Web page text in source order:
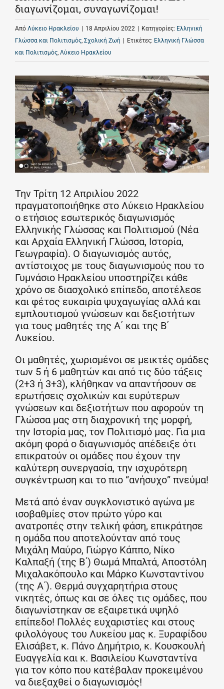
διαγωνίζομαι, συναγωνίζομαι!
Από Λύκειο Ηρακλείου 18 Απριλίου 2022 Κατηγορίες: Ελληνική
Γλώσσα και Πολιτισμός, Σχολική Ζωή Ετικέτες: Ελληνική Γλώσσα
και Πολιτισμός, Λύκειο Ηρακλείου
Την Τρίτη 12 Απριλίου 2022
πραγματοποιήθηκε στο Λύκειο Ηρακλείου
ο ετήσιος εσωτερικός διαγωνισμός
Ελληνικής Γλώσσας και Πολιτισμού (Νέα
και Αρχαία Ελληνική Γλώσσα, Ιστορία,
Γεωγραφία). Ο διαγωνισμός αυτός,
αντίστοιχος με τους διαγωνισμούς που το
Γυμνάσιο Ηρακλείου υποστηρίζει κάθε
χρόνο σε διασχολικό επίπεδο, αποτέλεσε
και φέτος ευκαιρία ψυχαγωγίας αλλά και
εμπλουτισμού γνώσεων και δεξιοτήτων
για τους μαθητές της Α΄ και της Β΄
Λυκείου.
Οι μαθητές, χωρισμένοι σε μεικτές ομάδες
των 5 ή 6 μαθητών και από τις δύο τάξεις
(2+3 ή 3+3), κλήθηκαν να απαντήσουν σε
ερωτήσεις σχολικών και ευρύτερων
γνώσεων και δεξιοτήτων που αφορούν τη
Γλώσσα μας στη διαχρονική της μορφή,
την Ιστορία μας, τον Πολιτισμό μας. Για μια
ακόμη φορά ο διαγωνισμός απέδειξε ότι
επικρατούν οι ομάδες που έχουν την
καλύτερη συνεργασία, την ισχυρότερη
συγκέντρωση και το πιο “ανήσυχο” πνεύμα!
Μετά από έναν συγκλονιστικό αγώνα με
ισοβαθμίες στον πρώτο γύρο και
ανατροπές στην τελική φάση, επικράτησε
η ομάδα που αποτελούνταν από τους
Μιχάλη Μαύρο, Γιώργο Κάππο, Νίκο
Καλπαξή (της Β΄) Θωμά Μπαλτά, Αποστόλη
Μιχαλακόπουλο και Μάρκο Κωνσταντίνου
(της Α΄). Θερμά συγχαρητήρια στους
νικητές, όπως και σε όλες τις ομάδες, που
διαγωνίστηκαν σε εξαιρετικά υψηλό
επίπεδο! Πολλές ευχαριστίες και στους
φιλολόγους του Λυκείου μας κ. Ξυραφίδου
Ελισάβετ, κ. Πάνο Δημήτριο, κ. Κουσκουλή
Ευαγγελία και κ. Βασιλείου Κωνσταντίνα
για τον κόπο που κατέβαλαν προκειμένου
να διεξαχθεί ο διαγωνισμός!